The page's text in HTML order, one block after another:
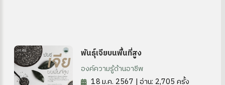
พันธุ์เจียบนพื้นที่สูง
องค์ความรู้ด้านอาชีพ
18 ม.ค. 2567 | อ่าน: 2,705 ครั้ง